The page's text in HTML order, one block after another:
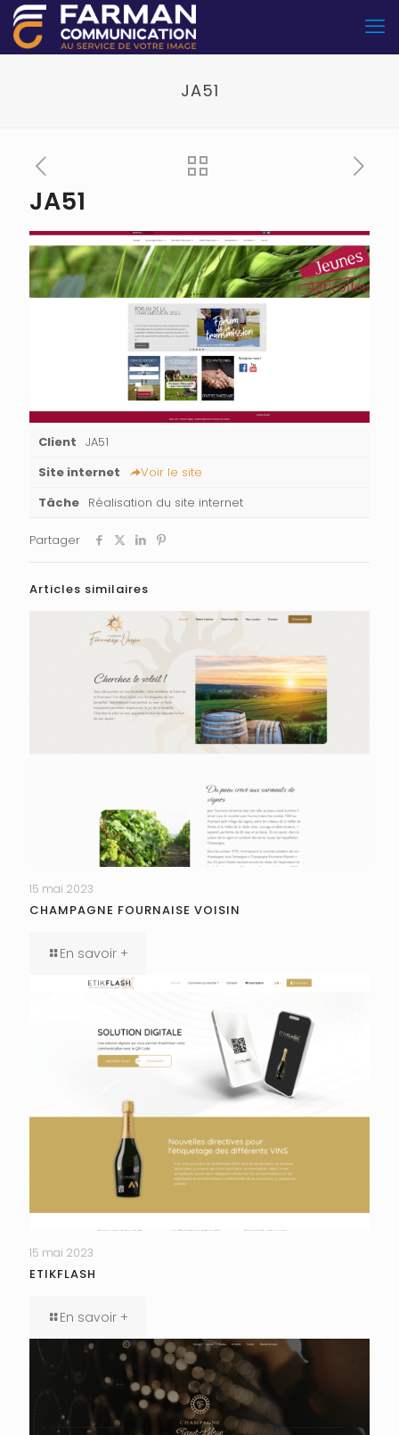
JA51
JA51
Client JA51
Site internet
Voir le site
Tâche Réalisation du site internet
Partager
Articles similaires
15 mai 2023
CHAMPAGNE FOURNAISE VOISIN
En savoir +
15 mai 2023
ETIKFLASH
En savoir +